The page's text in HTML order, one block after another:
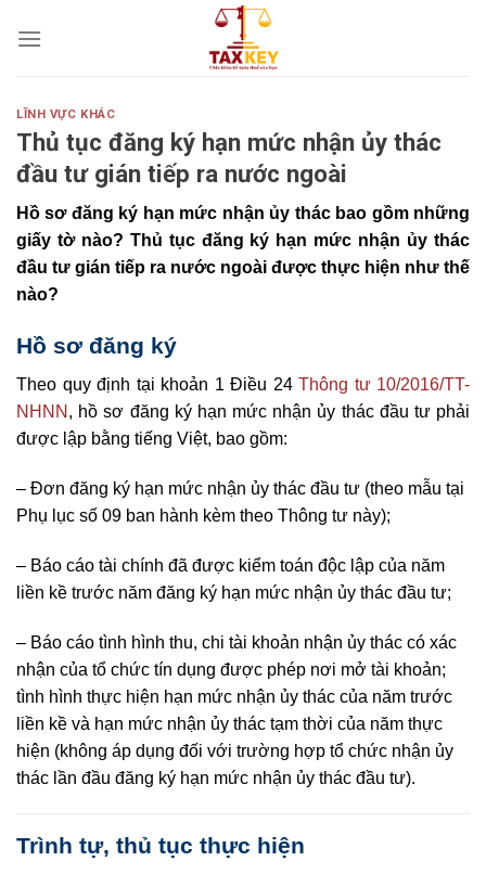
LĨNH VỰC KHÁC
Thủ tục đăng ký hạn mức nhận ủy thác
đầu tư gián tiếp ra nước ngoài
Hồ sơ đăng ký hạn mức nhận ủy thác bao gồm những
giấy tờ nào? Thủ tục đăng ký hạn mức nhận ủy thác
đầu tư gián tiếp ra nước ngoài được thực hiện như thế
nào?
Hồ sơ đăng ký
Theo quy định tại khoản 1 Điều 24 Thông tư 10/2016/TT-
NHNN , hồ sơ đăng ký hạn mức nhận ủy thác đầu tư phải
được lập bằng tiếng Việt, bao gồm:
– Đơn đăng ký hạn mức nhận ủy thác đầu tư (theo mẫu tại
Phụ lục số 09 ban hành kèm theo Thông tư này);
– Báo cáo tài chính đã được kiểm toán độc lập của năm
liền kề trước năm đăng ký hạn mức nhận ủy thác đầu tư;
– Báo cáo tình hình thu, chi tài khoản nhận ủy thác có xác
nhận của tổ chức tín dụng được phép nơi mở tài khoản;
tình hình thực hiện hạn mức nhận ủy thác của năm trước
liền kề và hạn mức nhận ủy thác tạm thời của năm thực
hiện (không áp dụng đối với trường hợp tổ chức nhận ủy
thác lần đầu đăng ký hạn mức nhận ủy thác đầu tư).
Trình tự, thủ tục thực hiện